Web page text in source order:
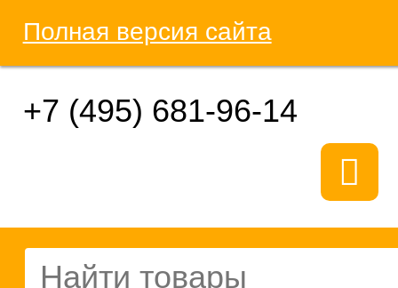
Полная версия сайта
+7 (495) 681-96-14